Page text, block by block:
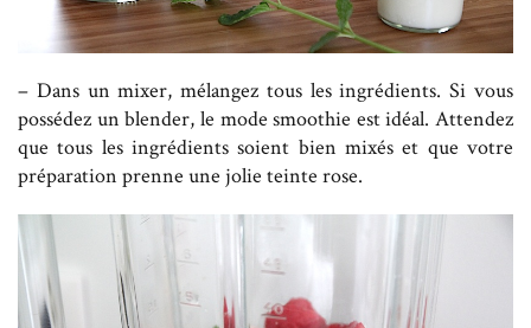
– Dans un mixer, mélangez tous les ingrédients. Si vous
possédez un blender, le mode smoothie est idéal. Attendez
que tous les ingrédients soient bien mixés et que votre
préparation prenne une jolie teinte rose.